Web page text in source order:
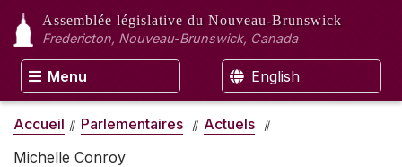
Assemblée législative du Nouveau-Brunswick
Fredericton, Nouveau-Brunswick, Canada
Menu English
Accueil Parlementaires
Actuels
Michelle Conroy